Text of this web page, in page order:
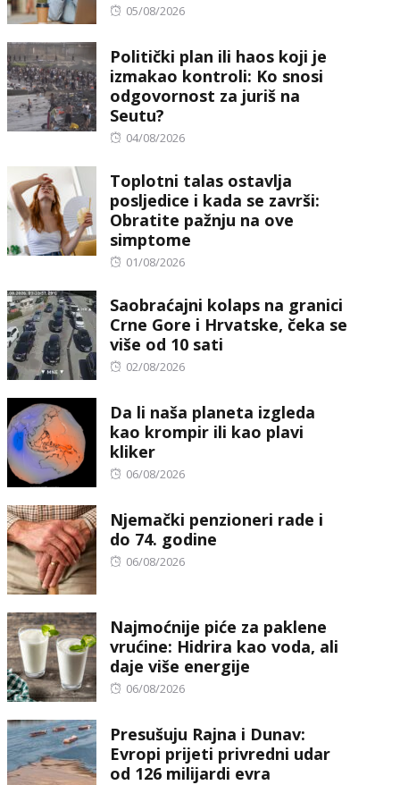
Posted
05/08/2026
Politički plan ili haos koji je
izmakao kontroli: Ko snosi
odgovornost za juriš na
Seutu?
Posted
04/08/2026
Toplotni talas ostavlja
posljedice i kada se završi:
Obratite pažnju na ove
simptome
Posted
01/08/2026
Saobraćajni kolaps na granici
Crne Gore i Hrvatske, čeka se
više od 10 sati
Posted
02/08/2026
Da li naša planeta izgleda
kao krompir ili kao plavi
kliker
Posted
06/08/2026
Njemački penzioneri rade i
do 74. godine
Posted
06/08/2026
Najmoćnije piće za paklene
vrućine: Hidrira kao voda, ali
daje više energije
Posted
06/08/2026
Presušuju Rajna i Dunav:
Evropi prijeti privredni udar
od 126 milijardi evra